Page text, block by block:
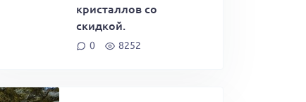
кристаллов со
скидкой.
0 8252